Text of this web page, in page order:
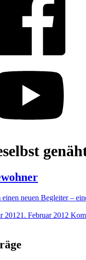
selbst
einen neuen Begleiter –
20121. Februar 2012